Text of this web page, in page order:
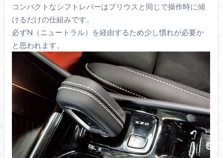
コンパクトなシフトレバーはプリウスと同じで操作時に傾
けるだけの仕組みです。
必ずN（ニュートラル）を経由するため少し慣れが必要か
と思われます。